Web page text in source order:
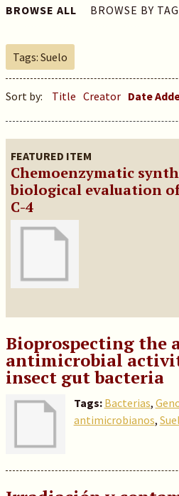
BROWSE ALL BROWSE BY TAG
Tags: Suelo
Sort by: Title Creator Date
FEATURED ITEM
Chemoenzymatic
biological evaluation
C-4
Bioprospecting the
antimicrobial
insect gut bacteria
Tags: Bacterias,
antimicrobianos,